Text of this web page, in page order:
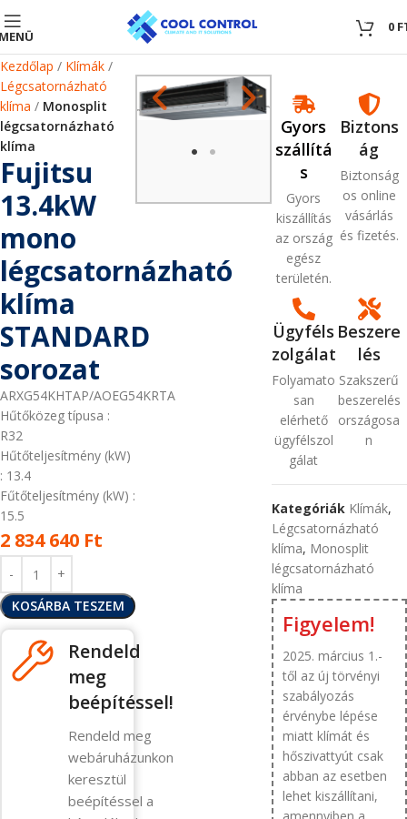
0 0
Kezdőlap
Klímák
Légcsatornázható
klíma
Monosplit
légcsatornázható
klíma
Fujitsu
13.4kW
mono
légcsatornázható
klíma
STANDARD
sorozat
ARXG54KHTAP/AOEG54KRTA
Hűtőközeg típusa :
R32
Hűtőteljesítmény (kW)
: 13.4
Fűtőteljesítmény (kW) :
15.5
2 834 640 Ft
KOSÁRBA TESZEM
Rendeld
meg
beépítéssel!
Rendeld meg
webáruházunkon
keresztül
beépítéssel a
Gyors
szállítá
s
Gyors
kiszállítás
az ország
egész
területén.
Biztons
ág
Biztonság
os online
vásárlás
és fizetés.
Ügyféls
zolgálat
Folyamato
san
elérhető
ügyfélszol
gálat
Beszere
lés
Szakszerű
beszerelés
országosa
n
Kategóriák Klímák,
Légcsatornázható
klíma, Monosplit
légcsatornázható
klíma
Figyelem!
2025. március 1.-
től az új törvényi
szabályozás
érvénybe lépése
miatt klímát és
hőszivattyút csak
abban az esetben
lehet kiszállítani,